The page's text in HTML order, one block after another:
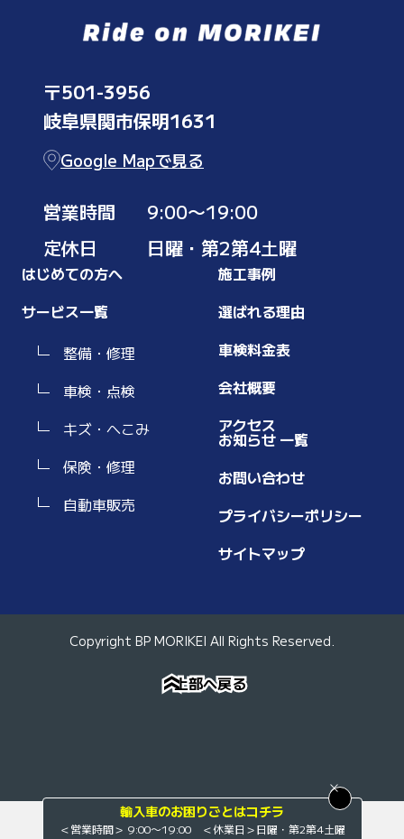
〒501-3956
岐阜県関市保明1631
Google Mapで見る
営業時間
9:00〜19:00
定休日
日曜・第2第4土曜
はじめての方へ
サービス一覧
整備・修理
車検・点検
キズ・へこみ
保険・修理
自動車販売
施工事例
選ばれる理由
車検料金表
会社概要
アクセス
お知らせ 一覧
お問い合わせ
プライバシーポリシー
サイトマップ
Copyright BP MORIKEI All Rights Reserved.
»上部へ戻る
»上部へ戻る
輸入車のお困りごとはコチラ
＜営業時間＞ 9:00〜19:00 ＜休業日＞日曜・第2第4土曜